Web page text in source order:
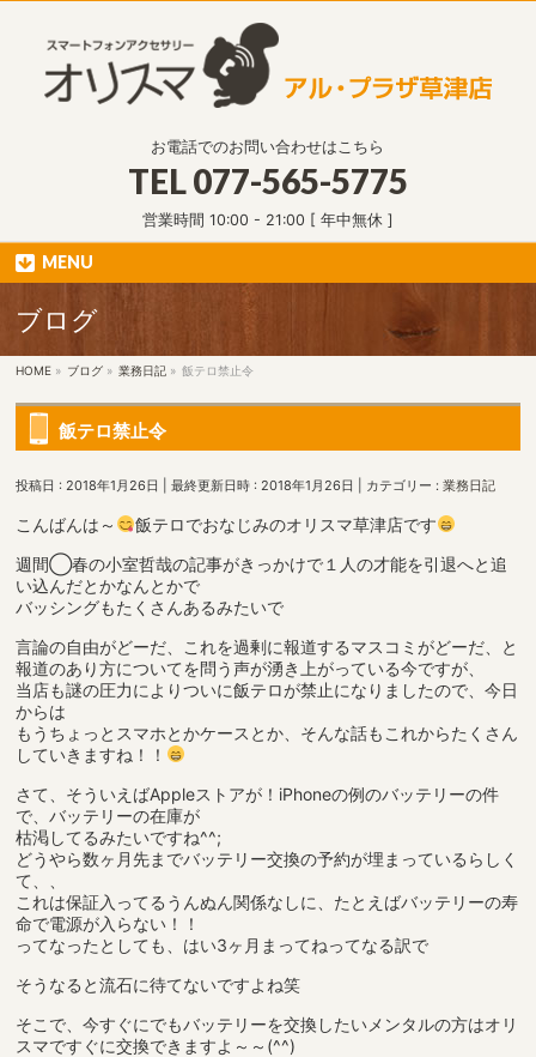
お電話でのお問い合わせはこちら
TEL077-565-5775
営業時間 10:00 - 21:00 [ 年中無休 ]
MENU
ブログ
HOME » ブログ » 業務日記 » 飯テロ禁止令
飯テロ禁止令
投稿日 : 2018年1月26日 最終更新日時 : 2018年1月26日 カテゴリー :業務日記
こんばんは～
飯テロでおなじみのオリスマ草津店です
週間◯春の小室哲哉の記事がきっかけで１人の才能を引退へと追
い込んだとかなんとかで
バッシングもたくさんあるみたいで
言論の自由がどーだ、これを過剰に報道するマスコミがどーだ、と
報道のあり方についてを問う声が湧き上がっている今ですが、
当店も謎の圧力によりついに飯テロが禁止になりましたので、今日
からは
もうちょっとスマホとかケースとか、そんな話もこれからたくさん
していきますね！！
さて、そういえばAppleストアが！iPhoneの例のバッテリーの件
で、バッテリーの在庫が
枯渇してるみたいですね^^;
どうやら数ヶ月先までバッテリー交換の予約が埋まっているらしく
て、、
これは保証入ってるうんぬん関係なしに、たとえばバッテリーの寿
命で電源が入らない！！
ってなったとしても、はい3ヶ月まってねってなる訳で
そうなると流石に待てないですよね笑
そこで、今すぐにでもバッテリーを交換したいメンタルの方はオリ
スマですぐに交換できますよ～～(^^)